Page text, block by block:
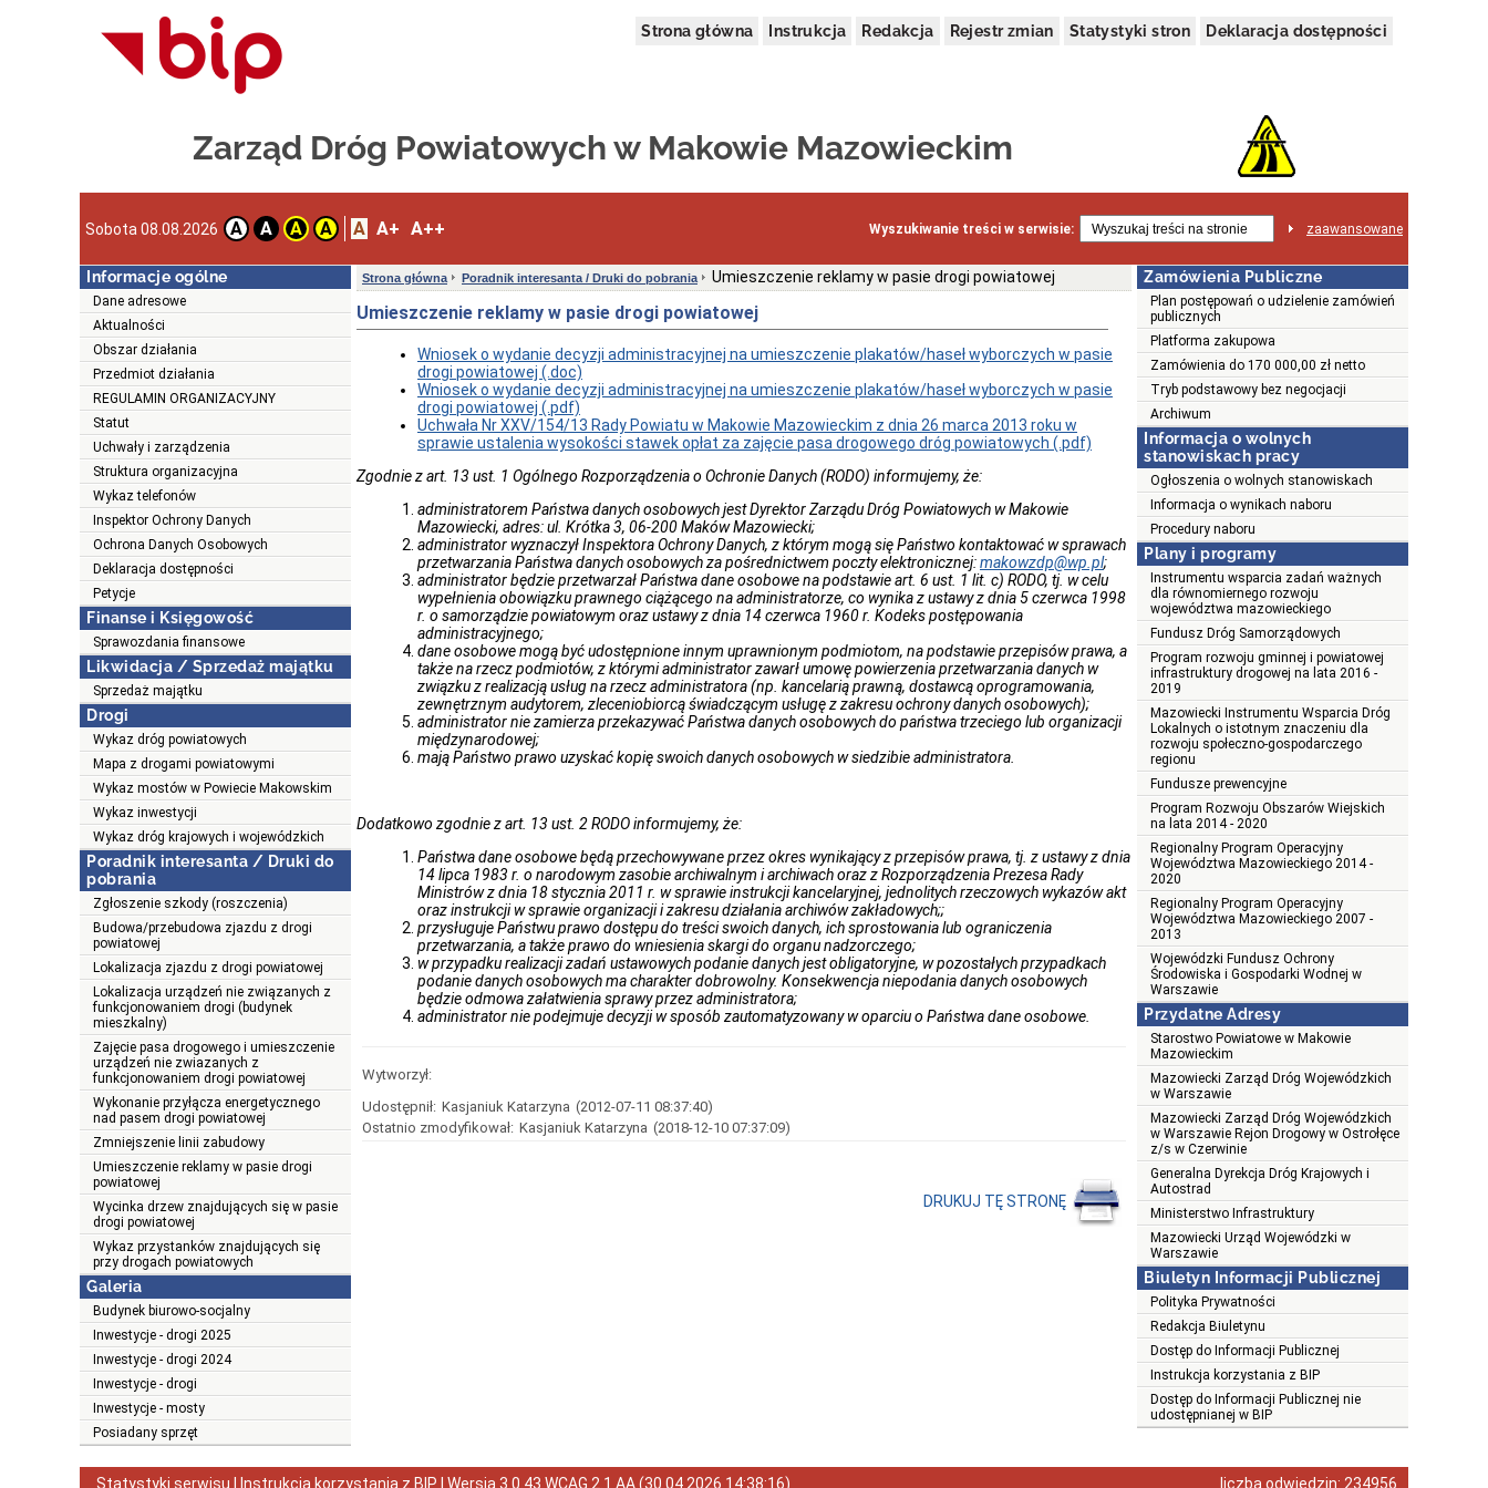
Strona główna Instrukcja Redakcja Rejestr zmian Statystyki stron Deklaracja dostępności
Zarząd Dróg Powiatowych w Makowie Mazowieckim
Sobota 08.08.2026 A A A A A A+ A++ Wyszukiwanie treści w serwisie: zaawansowane
Informacje ogólne
Dane adresowe
Aktualności
Obszar działania
Przedmiot działania
REGULAMIN ORGANIZACYJNY
Statut
Uchwały i zarządzenia
Struktura organizacyjna
Wykaz telefonów
Inspektor Ochrony Danych
Ochrona Danych Osobowych
Deklaracja dostępności
Petycje
Finanse i Księgowość
Sprawozdania finansowe
Likwidacja / Sprzedaż majątku
Sprzedaż majątku
Drogi
Wykaz dróg powiatowych
Mapa z drogami powiatowymi
Wykaz mostów w Powiecie Makowskim
Wykaz inwestycji
Wykaz dróg krajowych i wojewódzkich
Poradnik interesanta / Druki do
pobrania
Zgłoszenie szkody (roszczenia)
Budowa/przebudowa zjazdu z drogi
powiatowej
Lokalizacja zjazdu z drogi powiatowej
Lokalizacja urządzeń nie związanych z
funkcjonowaniem drogi (budynek
mieszkalny)
Zajęcie pasa drogowego i umieszczenie
urządzeń nie zwiazanych z
funkcjonowaniem drogi powiatowej
Wykonanie przyłącza energetycznego
nad pasem drogi powiatowej
Zmniejszenie linii zabudowy
Umieszczenie reklamy w pasie drogi
powiatowej
Wycinka drzew znajdujących się w pasie
drogi powiatowej
Wykaz przystanków znajdujących się
przy drogach powiatowych
Galeria
Budynek biurowo-socjalny
Inwestycje - drogi 2025
Inwestycje - drogi 2024
Inwestycje - drogi
Inwestycje - mosty
Posiadany sprzęt
Strona główna Poradnik interesanta / Druki do pobrania Umieszczenie reklamy w pasie drogi powiatowej
Umieszczenie reklamy w pasie drogi powiatowej
Wniosek o wydanie decyzji administracyjnej na umieszczenie plakatów/haseł wyborczych w pasie
drogi powiatowej (.doc)
Wniosek o wydanie decyzji administracyjnej na umieszczenie plakatów/haseł wyborczych w pasie
drogi powiatowej (.pdf)
Uchwała Nr XXV/154/13 Rady Powiatu w Makowie Mazowieckim z dnia 26 marca 2013 roku w
sprawie ustalenia wysokości stawek opłat za zajęcie pasa drogowego dróg powiatowych (.pdf)
Zgodnie z art. 13 ust. 1 Ogólnego Rozporządzenia o Ochronie Danych (RODO) informujemy, że:
administratorem Państwa danych osobowych jest Dyrektor Zarządu Dróg Powiatowych w Makowie
Mazowiecki, adres: ul. Krótka 3, 06-200 Maków Mazowiecki;
administrator wyznaczył Inspektora Ochrony Danych, z którym mogą się Państwo kontaktować w sprawach
przetwarzania Państwa danych osobowych za pośrednictwem poczty elektronicznej:makowzdp@wp.pl;
administrator będzie przetwarzał Państwa dane osobowe na podstawie art. 6 ust. 1 lit. c) RODO, tj. w celu
wypełnienia obowiązku prawnego ciążącego na administratorze, co wynika z ustawy z dnia 5 czerwca 1998
r. o samorządzie powiatowym oraz ustawy z dnia 14 czerwca 1960 r. Kodeks postępowania
administracyjnego;
dane osobowe mogą być udostępnione innym uprawnionym podmiotom, na podstawie przepisów prawa, a
także na rzecz podmiotów, z którymi administrator zawarł umowę powierzenia przetwarzania danych w
związku z realizacją usług na rzecz administratora (np. kancelarią prawną, dostawcą oprogramowania,
zewnętrznym audytorem, zleceniobiorcą świadczącym usługę z zakresu ochrony danych osobowych);
administrator nie zamierza przekazywać Państwa danych osobowych do państwa trzeciego lub organizacji
międzynarodowej;
mają Państwo prawo uzyskać kopię swoich danych osobowych w siedzibie administratora.
Dodatkowo zgodnie z art. 13 ust. 2 RODO informujemy, że:
Państwa dane osobowe będą przechowywane przez okres wynikający z przepisów prawa, tj. z ustawy z dnia
14 lipca 1983 r. o narodowym zasobie archiwalnym i archiwach oraz z Rozporządzenia Prezesa Rady
Ministrów z dnia 18 stycznia 2011 r. w sprawie instrukcji kancelaryjnej, jednolitych rzeczowych wykazów akt
oraz instrukcji w sprawie organizacji i zakresu działania archiwów zakładowych;;
przysługuje Państwu prawo dostępu do treści swoich danych, ich sprostowania lub ograniczenia
przetwarzania, a także prawo do wniesienia skargi do organu nadzorczego;
w przypadku realizacji zadań ustawowych podanie danych jest obligatoryjne, w pozostałych przypadkach
podanie danych osobowych ma charakter dobrowolny. Konsekwencja niepodania danych osobowych
będzie odmowa załatwienia sprawy przez administratora;
administrator nie podejmuje decyzji w sposób zautomatyzowany w oparciu o Państwa dane osobowe.
Wytworzył:
Udostępnił: Kasjaniuk Katarzyna (2012-07-11 08:37:40)
Ostatnio zmodyfikował: Kasjaniuk Katarzyna (2018-12-10 07:37:09)
DRUKUJ TĘ STRONĘ
Zamówienia Publiczne
Plan postępowań o udzielenie zamówień
publicznych
Platforma zakupowa
Zamówienia do 170 000,00 zł netto
Tryb podstawowy bez negocjacji
Archiwum
Informacja o wolnych
stanowiskach pracy
Ogłoszenia o wolnych stanowiskach
Informacja o wynikach naboru
Procedury naboru
Plany i programy
Instrumentu wsparcia zadań ważnych
dla równomiernego rozwoju
województwa mazowieckiego
Fundusz Dróg Samorządowych
Program rozwoju gminnej i powiatowej
infrastruktury drogowej na lata 2016 -
2019
Mazowiecki Instrumentu Wsparcia Dróg
Lokalnych o istotnym znaczeniu dla
rozwoju społeczno-gospodarczego
regionu
Fundusze prewencyjne
Program Rozwoju Obszarów Wiejskich
na lata 2014 - 2020
Regionalny Program Operacyjny
Województwa Mazowieckiego 2014 -
2020
Regionalny Program Operacyjny
Województwa Mazowieckiego 2007 -
2013
Wojewódzki Fundusz Ochrony
Środowiska i Gospodarki Wodnej w
Warszawie
Przydatne Adresy
Starostwo Powiatowe w Makowie
Mazowieckim
Mazowiecki Zarząd Dróg Wojewódzkich
w Warszawie
Mazowiecki Zarząd Dróg Wojewódzkich
w Warszawie Rejon Drogowy w Ostrołęce
z/s w Czerwinie
Generalna Dyrekcja Dróg Krajowych i
Autostrad
Ministerstwo Infrastruktury
Mazowiecki Urząd Wojewódzki w
Warszawie
Biuletyn Informacji Publicznej
Polityka Prywatności
Redakcja Biuletynu
Dostęp do Informacji Publicznej
Instrukcja korzystania z BIP
Dostęp do Informacji Publicznej nie
udostępnianej w BIP
Statystyki serwisu Instrukcja korzystania z BIP | Wersja 3.0.43 WCAG 2.1 AA(30.04.2026 14:38:16) liczba odwiedzin: 234956